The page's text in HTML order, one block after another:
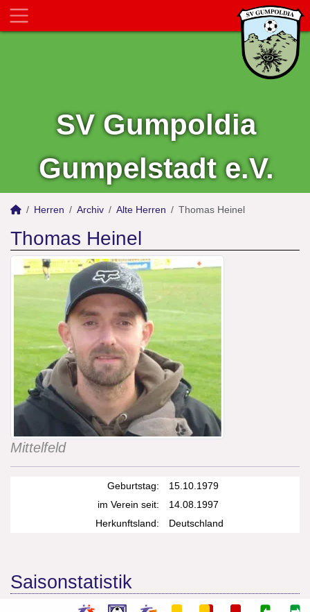
SV Gumpoldia
Gumpelstadt e.V.
Herren Archiv Alte Herren Thomas Heinel
Thomas Heinel
Mittelfeld
Geburtstag:
15.10.1979
im Verein seit:
14.08.1997
Herkunftsland:
Deutschland
Saisonstatistik